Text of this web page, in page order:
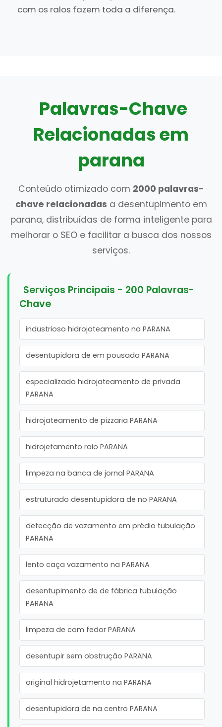
com os ralos fazem toda a diferença.
Palavras-Chave
Relacionadas em
parana
Conteúdo otimizado com 2000 palavras-
chave relacionadas a desentupimento em
parana, distribuídas de forma inteligente para
melhorar o SEO e facilitar a busca dos nossos
serviços.
Serviços Principais - 200 Palavras-
Chave
industrioso hidrojateamento na PARANA
desentupidora de em pousada PARANA
especializado hidrojateamento de privada
PARANA
hidrojateamento de pizzaria PARANA
hidrojetamento ralo PARANA
limpeza na banca de jornal PARANA
estruturado desentupidora de no PARANA
detecção de vazamento em prédio tubulação
PARANA
lento caça vazamento na PARANA
desentupimento de de fábrica tubulação
PARANA
limpeza de com fedor PARANA
desentupir sem obstrução PARANA
original hidrojetamento na PARANA
desentupidora de na centro PARANA